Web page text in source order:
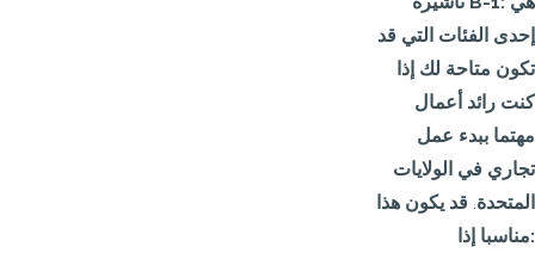
إحدى الفئات التي قد
تكون متاحة لك إذا
كنت رائد أعمال
مهتما ببدء عمل
تجاري في الولايات
المتحدة. قد يكون هذا
مناسبا إذا: